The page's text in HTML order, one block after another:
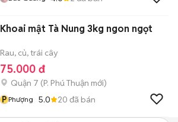
Khoai mật Tà Nung 3kg ngon ngọt
Rau, củ, trái cây
75.000 đ
Quận 7 (P. Phú Thuận mới)
P Phượng 5.0 20 đã bán